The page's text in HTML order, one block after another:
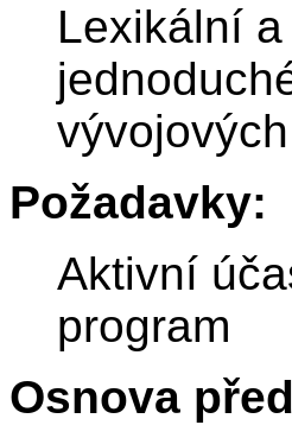
Lexikální
Požadavky:
Aktivní
program
Osnova